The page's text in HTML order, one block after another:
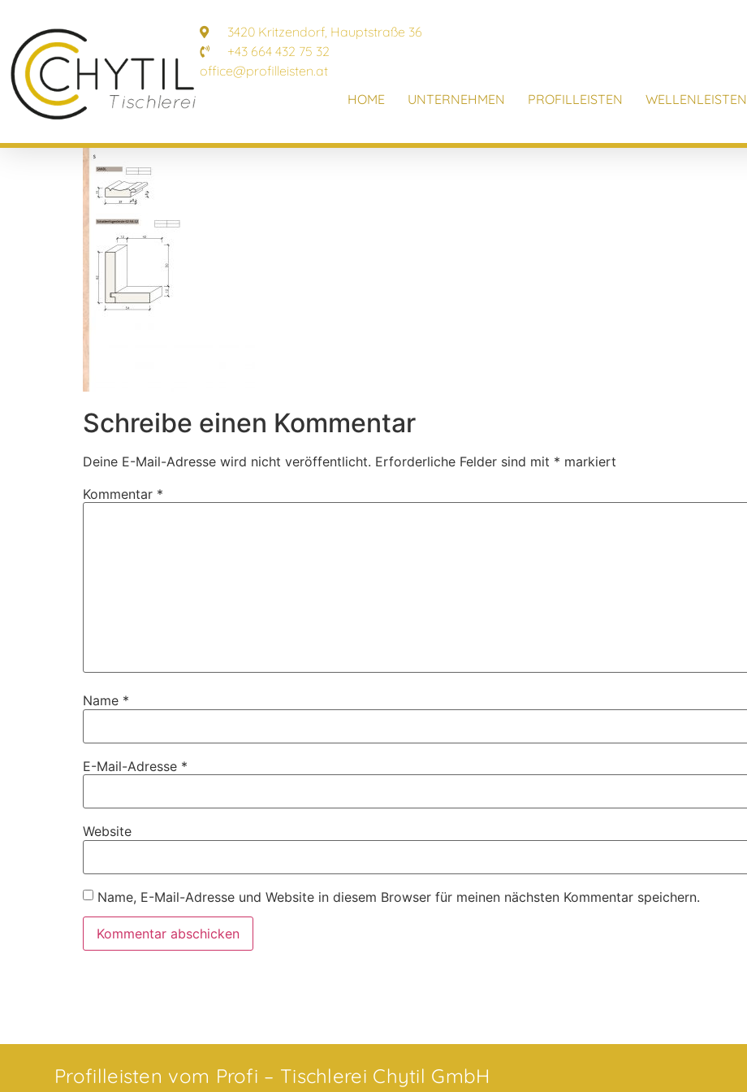
3420 Kritzendorf, Hauptstraße 36
+43 664 432 75 32
office@profilleisten.at
HOME
UNTERNEHMEN PROFILLEISTEN WELLENLEISTEN
Schreibe einen Kommentar
Deine E-Mail-Adresse wird nicht veröffentlicht. Erforderliche Felder sind mit * markiert
Kommentar *
Name *
E-Mail-Adresse *
Website
Name, E-Mail-Adresse und Website in diesem Browser für meinen nächsten Kommentar speichern.
Profilleisten vom Profi – Tischlerei Chytil GmbH